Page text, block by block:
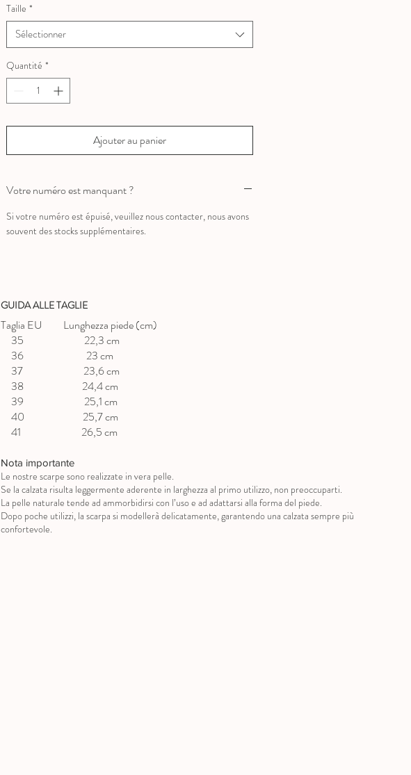
Taille *
Sélectionner
Quantité *
Ajouter au panier
Votre numéro est manquant ?
Si votre numéro est épuisé, veuillez nous contacter, nous avons
souvent des stocks supplémentaires.
GUIDA ALLE TAGLIE
Taglia EU Lunghezza piede (cm)
35 22,3 cm
36 23 cm
37 23,6 cm
38 24,4 cm
39 25,1 cm
40 25,7 cm
41 26,5 cm
Nota importante
Le nostre scarpe sono realizzate in vera pelle.
Se la calzata risulta leggermente aderente in larghezza al primo utilizzo, non preoccuparti.
La pelle naturale tende ad ammorbidirsi con l’uso e ad adattarsi alla forma del piede.
Dopo poche utilizzi, la scarpa si modellerà delicatamente, garantendo una calzata sempre più
confortevole.